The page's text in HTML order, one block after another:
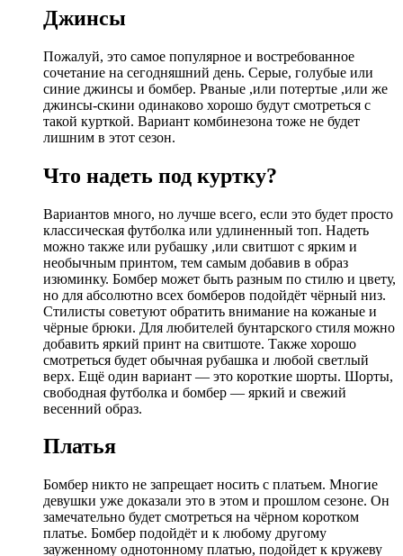
Джинсы
Пожалуй, это самое популярное и востребованное
сочетание на сегодняшний день. Серые, голубые или
синие джинсы и бомбер. Рваные ,или потертые ,или же
джинсы-скини одинаково хорошо будут смотреться с
такой курткой. Вариант комбинезона тоже не будет
лишним в этот сезон.
Что надеть под куртку?
Вариантов много, но лучше всего, если это будет просто
классическая футболка или удлиненный топ. Надеть
можно также или рубашку ,или свитшот с ярким и
необычным принтом, тем самым добавив в образ
изюминку. Бомбер может быть разным по стилю и цвету,
но для абсолютно всех бомберов подойдёт чёрный низ.
Стилисты советуют обратить внимание на кожаные и
чёрные брюки. Для любителей бунтарского стиля можно
добавить яркий принт на свитшоте. Также хорошо
смотреться будет обычная рубашка и любой светлый
верх. Ещё один вариант — это короткие шорты. Шорты,
свободная футболка и бомбер — яркий и свежий
весенний образ.
Платья
Бомбер никто не запрещает носить с платьем. Многие
девушки уже доказали это в этом и прошлом сезоне. Он
замечательно будет смотреться на чёрном коротком
платье. Бомбер подойдёт и к любому другому
зауженному однотонному платью, подойдет к кружеву